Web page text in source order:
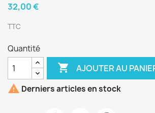
32,00 €
TTC
Quantité
 AJOUTER AU
 Derniers articles en stock